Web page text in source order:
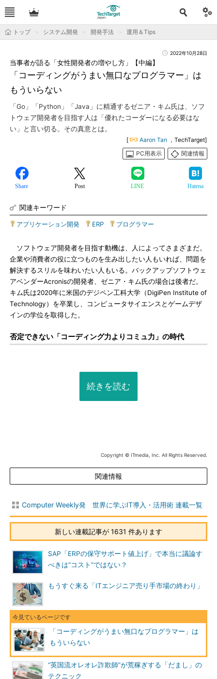
トップ システム開発 開発手法 運用＆Tips
2022年10月28日
「コーディングがうまい無口なプログラマー」は
もういらない
当事者が語る「女性開発者の増やし方」【中編】
「Go」「Python」「Java」に精通するゼニア・キム氏は、ソフ
トウェア開発者を目指す人は「優れたコーダーになる必要はな
い」と言い切る。その真意とは。
[ Aaron Tan ，TechTarget]
PC用表示
関連情報
Share Post LINE Hatena
関連キーワード
アプリケーション開発 ERP プログラマー
ソフトウェア開発者を目指す動機は、人によってさまざまだ。
企業や消費者の役に立つものを生み出したい人もいれば、問題を
解決するスリルを味わいたい人もいる。バックアップソフトウェ
アベンダーAcronisの開発者、ゼニア・キム氏の場合は後者だ。
キム氏は2020年に米国のデジペン工科大学（DigiPen Institute of
Technology）を卒業し、コンピュータサイエンスとゲームデザ
インの学位を取得した。
否定できない「コーディング力よりコミュ力」の時代
続きを読む
Copyright © ITmedia, Inc. All Rights Reserved.
関連情報
Computer Weekly発 世界に学ぶIT導入・活用術 連載一覧
新しい連載記事が 1631 件あります
SAP「ERPの保守サポート値上げ」で本当に議論す
べきは“コスト”ではない？
もうすぐ来る「ITエンジニア売り手市場の終わり」
「コーディングがうまい無口なプログラマー」は
もういらない
“英国流オレオレ詐欺師”が荒稼ぎする「だまし」の
テクニック